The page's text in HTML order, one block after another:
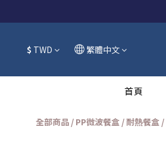
$ TWD 繁體中文
首頁
全部商品 / PP微波餐盒 / 耐熱餐盒 /